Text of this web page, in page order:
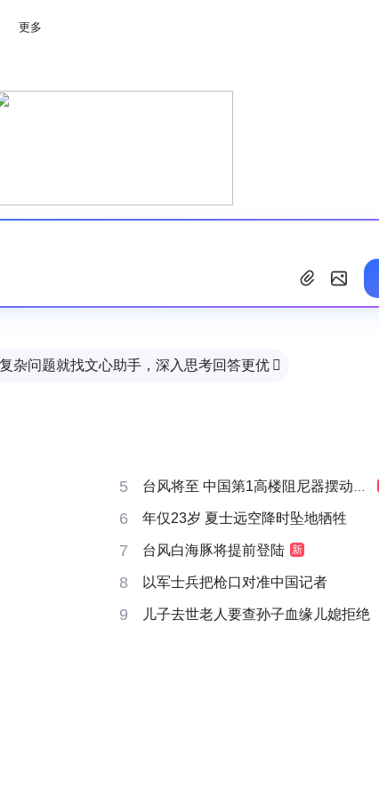
更多
复杂问题就找文心助手，深入思考回答更优 
5 台风将至 中国第1高楼阻尼器摆动明显
6 年仅23岁 夏士远空降时坠地牺牲
7 台风白海豚将提前登陆 新
8 以军士兵把枪口对准中国记者
9 儿子去世老人要查孙子血缘儿媳拒绝